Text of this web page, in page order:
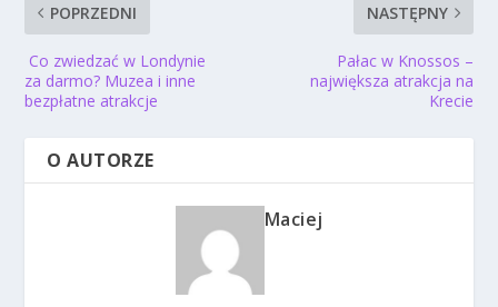
POPRZEDNI
Co zwiedzać w Londynie
za darmo? Muzea i inne
bezpłatne atrakcje
NASTĘPNY
Pałac w Knossos –
największa atrakcja na
Krecie
O AUTORZE
Maciej